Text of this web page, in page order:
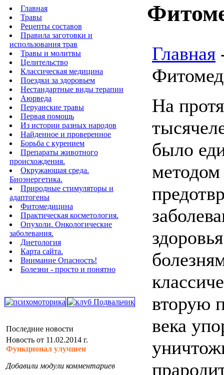
Главная
Травы
Рецепты составов
Правила заготовки и
использования трав
Травы и молитвы
Целительство
Классическая медицина
Поездки за здоровьем
Нестандартные виды терапии
Аюрведа
Перуанские травы
Первая помощь
Из истории разных народов
Найденное и проверенное
Борьба с курением
Препараты животного
происхождения.
Окружающая среда.
Биоэнергетика.
Природные стимуляторы и
адаптогены
Фитомедицина
Практическая косметология.
Опухоли. Онкологические
заболевания.
Диетология
Карта сайта.
Внимание Опасность!
Болезни - просто и понятно
Последние новости
Новость от 11.02.2014 г.
Функционал улучшен
Добавили модули комментариев
Главная
На
было
методом
вторую
века